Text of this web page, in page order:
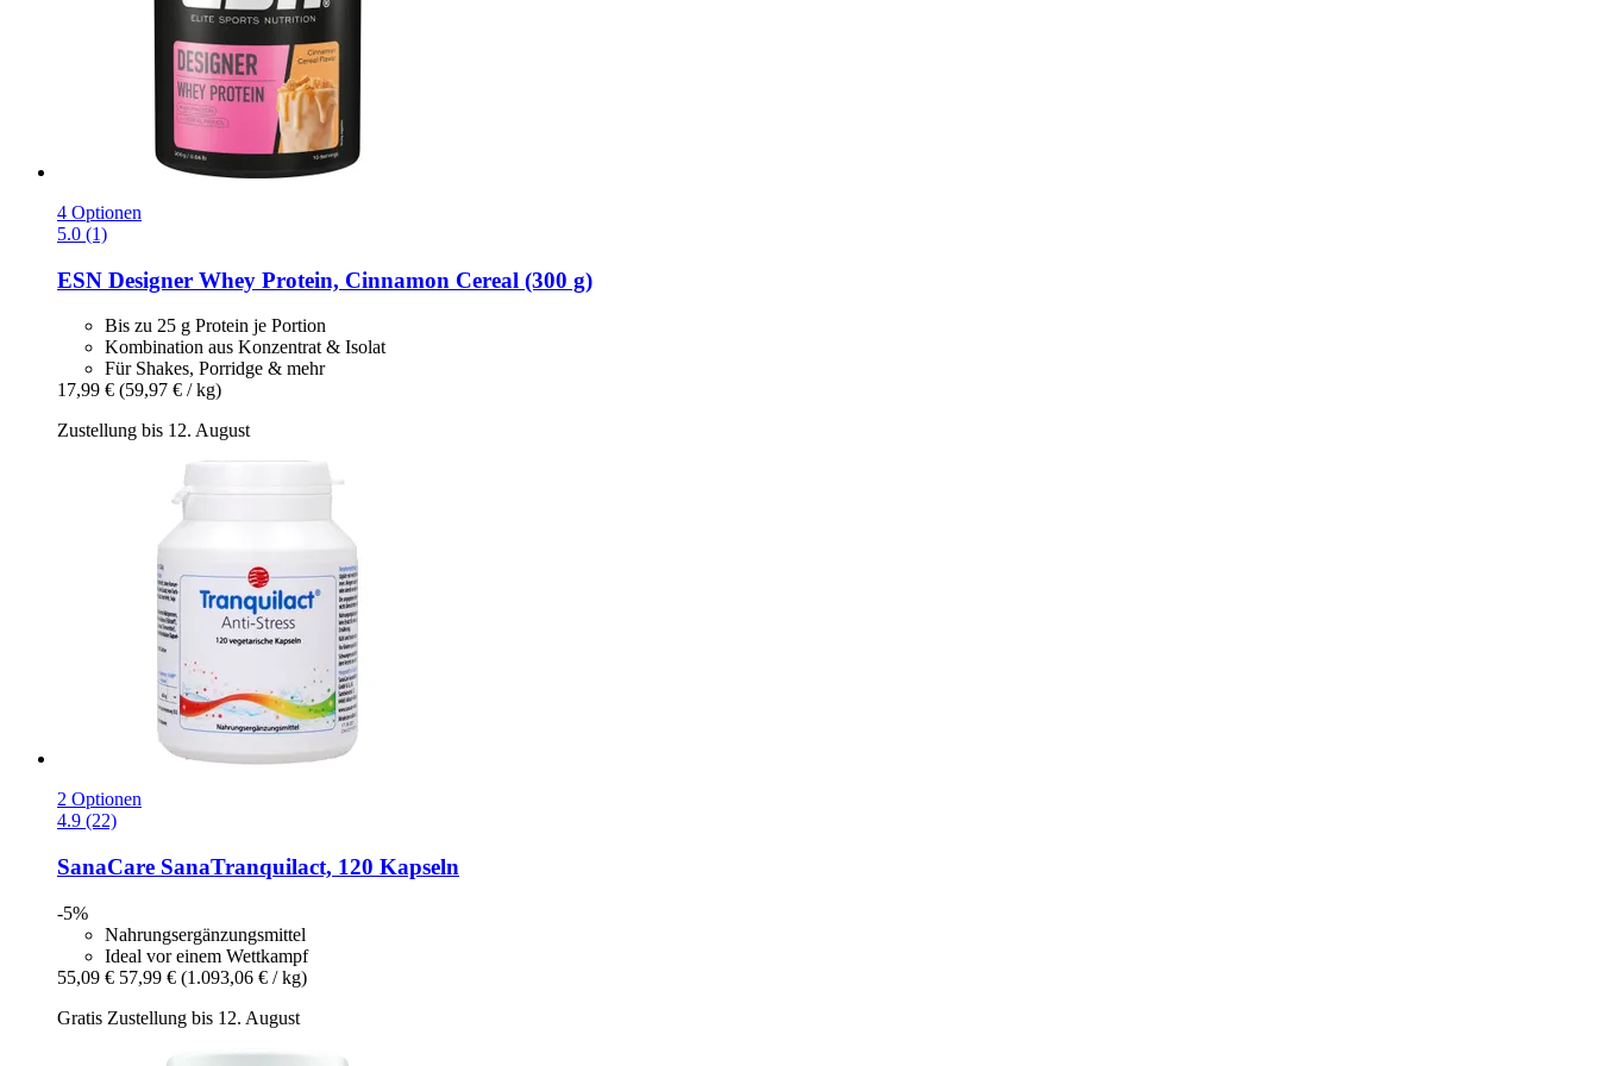
4 Optionen
5.0 (1)
ESN Designer Whey Protein, Cinnamon Cereal (300 g)
Bis zu 25 g Protein je Portion
Kombination aus Konzentrat & Isolat
Für Shakes, Porridge & mehr
17,99 € (59,97 € / kg)
Zustellung bis 12. August
2 Optionen
4.9 (22)
SanaCare SanaTranquilact, 120 Kapseln
-5%
Nahrungsergänzungsmittel
Ideal vor einem Wettkampf
55,09 € 57,99 € (1.093,06 € / kg)
Gratis Zustellung bis 12. August